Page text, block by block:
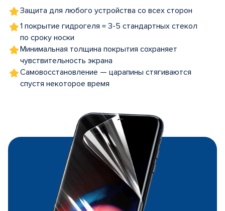
Защита для любого устройства со всех сторон
1 покрытие гидрогеля = 3-5 стандартных стекол
по сроку носки
Минимальная толщина покрытия сохраняет
чувствительность экрана
Самовосстановление — царапины стягиваются
спустя некоторое время